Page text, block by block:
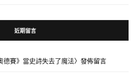
近期留言
德賽》當史詩失去了魔法〉發佈留言